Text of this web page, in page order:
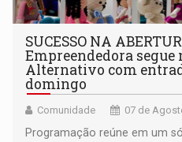
SUCESSO NA
Empreendedora segue
Alternativo com
domingo
Comunidade 07 de
Programação reúne em um